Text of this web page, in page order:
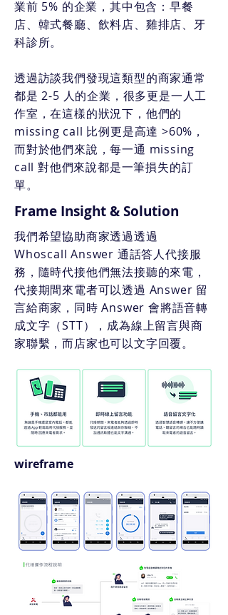
業前 5% 的企業，其中包含：早餐
店、韓式餐廳、飲料店、雞排店、牙
科診所。
透過訪談我們發現這類型的商家通常
都是 2-5 人的企業，很多更是一人工
作室，在這樣的狀況下，他們的
missing call 比例更是高達 >60%，
而對於他們來說，每一通 missing
call 對他們來說都是一筆損失的訂
單。
Frame Insight & Solution
我們希望協助商家透過透過
Whoscall Answer 通話答人代接服
務，隨時代接他們無法接聽的來電，
代接期間來電者可以透過 Answer 留
言給商家，同時 Answer 會將語音轉
成文字（STT），成為線上留言與商
家聯繫，而店家也可以文字回覆。
wireframe